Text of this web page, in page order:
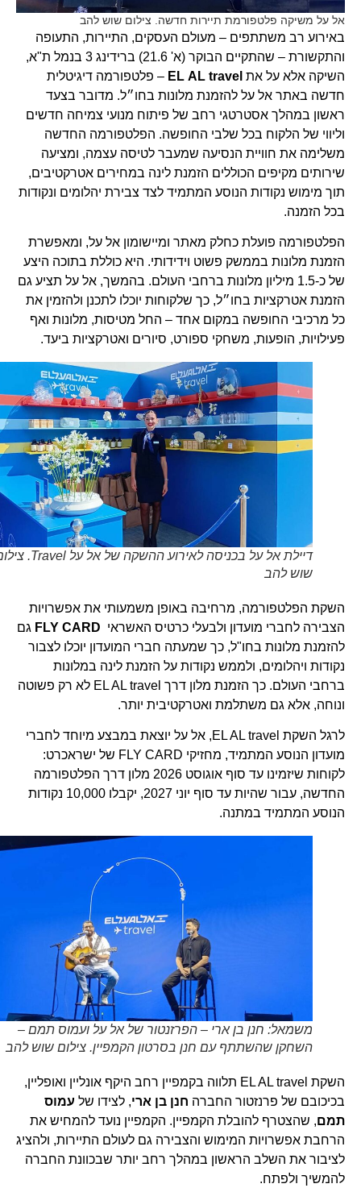
אל על משיקה פלטפורמת תיירות חדשה. צילום שוש להב
באירוע רב משתתפים – מעולם העסקים, התיירות, התעופה
והתקשורת – שהתקיים הבוקר (א' 21.6) ברידינג 3 בנמל ת"א,
השיקה אלא על את
EL AL travel
– פלטפורמה דיגיטלית
חדשה באתר אל על להזמנת מלונות בחו״ל. מדובר בצעד
ראשון במהלך אסטרטגי רחב של פיתוח מנועי צמיחה חדשים
וליווי של הלקוח בכל שלבי החופשה. הפלטפורמה החדשה
משלימה את חוויית הנסיעה שמעבר לטיסה עצמה, ומציעה
שירותים מקיפים הכוללים הזמנת לינה במחירים אטרקטיבים,
תוך מימוש נקודות הנוסע המתמיד לצד צבירת יהלומים ונקודות
בכל הזמנה.
הפלטפורמה פועלת כחלק מאתר ומיישומון אל על, ומאפשרת
הזמנת מלונות בממשק פשוט וידידותי. היא כוללת בתוכה היצע
של כ-1.5 מיליון מלונות ברחבי העולם. בהמשך, אל על תציע גם
הזמנת אטרקציות בחו״ל, כך שלקוחות יוכלו לתכנן ולהזמין את
כל מרכיבי החופשה במקום אחד – החל מטיסות, מלונות ואף
פעילויות, הופעות, משחקי ספורט, סיורים ואטרקציות ביעד.
דיילת אל על בכניסה לאירוע ההשקה של אל על Travel. צילום
שוש להב
השקת הפלטפורמה, מרחיבה באופן משמעותי את אפשרויות
הצבירה לחברי מועדון ולבעלי כרטיס האשראיFLY CARD גם
להזמנת מלונות בחו"ל, כך שמעתה חברי המועדון יוכלו לצבור
נקודות ויהלומים, ולממש נקודות על הזמנת לינה במלונות
ברחבי העולם. כך הזמנת מלון דרך EL AL travel לא רק פשוטה
ונוחה, אלא גם משתלמת ואטרקטיבית יותר.
לרגל השקת EL AL travel, אל על יוצאת במבצע מיוחד לחברי
מועדון הנוסע המתמיד, מחזיקי FLY CARD של ישראכרט:
לקוחות שיזמינו עד סוף אוגוסט 2026 מלון דרך הפלטפורמה
החדשה, עבור שהיות עד סוף יוני 2027, יקבלו 10,000 נקודות
הנוסע המתמיד במתנה.
משמאל: חנן בן ארי – הפרזנטור של אל על ועמוס תמם –
השחקן שהשתתף עם חנן בסרטון הקמפיין. צילום שוש להב
השקת EL AL travel תלווה בקמפיין רחב היקף אונליין ואופליין,
בכיכובם של פרנזטור החברהחנן בן ארי, לצידו שלעמוס
תמם, שהצטרף להובלת הקמפיין. הקמפיין נועד להמחיש את
הרחבת אפשרויות המימוש והצבירה גם לעולם התיירות, ולהציג
לציבור את השלב הראשון במהלך רחב יותר שבכוונת החברה
להמשיך ולפתח.